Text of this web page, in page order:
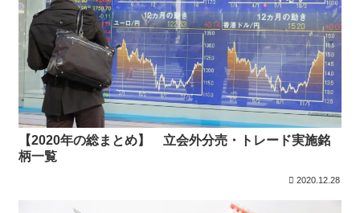
【2020年の総まとめ】 立会外分売・トレード実施銘
柄一覧
2020.12.28